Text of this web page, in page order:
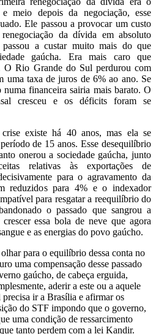
meio depois da negociação, esse
Ele passou a provocar um custo
da dívida em absoluto
passou a custar muito mais do que
gaúcha. Era mais caro que
O Rio Grande do Sul perdurou com
uma taxa de juros de 6% ao ano. Se
financeira sairia mais barato. O
cresceu e os déficits foram se
existe há 40 anos, mas ela se
de 15 anos. Esse desequilíbrio
onerou a sociedade gaúcha, junto
relativas às exportações de
para o agravamento da
reduzidos para 4% e o indexador
para resgatar a reequilíbrio do
o passado que sangrou a
essa bola de neve que agora
e as energias do povo gaúcho.
para o equilíbrio dessa conta no
uma compensação desse passado
gaúcho, de cabeça erguida,
aderir a este ou a aquele
ir a Brasília e afirmar os
do STF impondo que o governo,
uma condição de ressarcimento
tanto perdem com a lei Kandir.